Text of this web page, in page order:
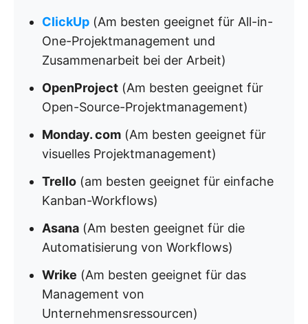
ClickUp (Am besten geeignet für All-in-
One-Projektmanagement und
Zusammenarbeit bei der Arbeit)
OpenProject (Am besten geeignet für
Open-Source-Projektmanagement)
Monday. com (Am besten geeignet für
visuelles Projektmanagement)
Trello (am besten geeignet für einfache
Kanban-Workflows)
Asana (Am besten geeignet für die
Automatisierung von Workflows)
Wrike (Am besten geeignet für das
Management von
Unternehmensressourcen)